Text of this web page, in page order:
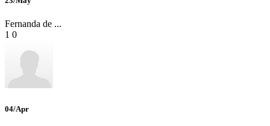
Fernanda de ...
1 0
04/Apr